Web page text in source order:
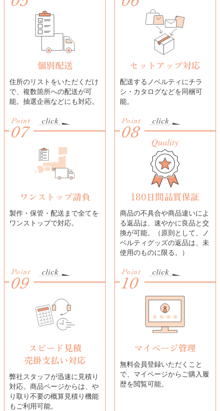
個別配送
住所のリストをいただくだけ
で、複数箇所への配送が可
能。抽選企画などにも対応。
セットアップ対応
配送するノベルティにチラ
シ・カタログなどを同梱可
能。
Point
07
ワンストップ請負
製作・保管・配送まで全てを
ワンストップで対応。
Point
08
180日間品質保証
商品の不具合や商品違いによ
る返品は、速やかに良品と交
換が可能。（原則として、ノ
ベルティグッズの返品は、未
使用のものに限る。）
Point
09
スピード見積
売掛支払い対応
弊社スタッフが迅速に見積り
対応。商品ページからは、や
り取り不要の概算見積り機能
もご利用可能。
Point
10
マイページ管理
無料会員登録いただくこと
で、マイページからご購入履
歴を閲覧可能。